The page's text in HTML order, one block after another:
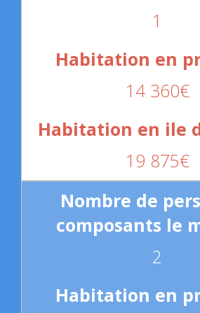
1
14 360€
19 875€
2